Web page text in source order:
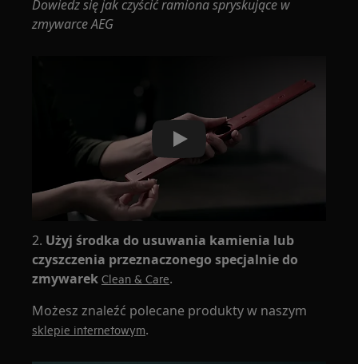
Dowiedz się jak czyścić ramiona spryskujące w
zmywarce AEG
Play
2. Użyj środka do usuwania kamienia lub
czyszczenia przeznaczonego specjalnie do
zmywarekClean & Care.
Możesz znaleźć polecane produkty w naszym
sklepie internetowym.